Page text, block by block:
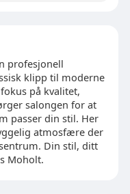
profesjonell
klipp til moderne
på kvalitet,
salongen for at
passer din stil. Her
atmosfære der
Din stil, ditt
Moholt.